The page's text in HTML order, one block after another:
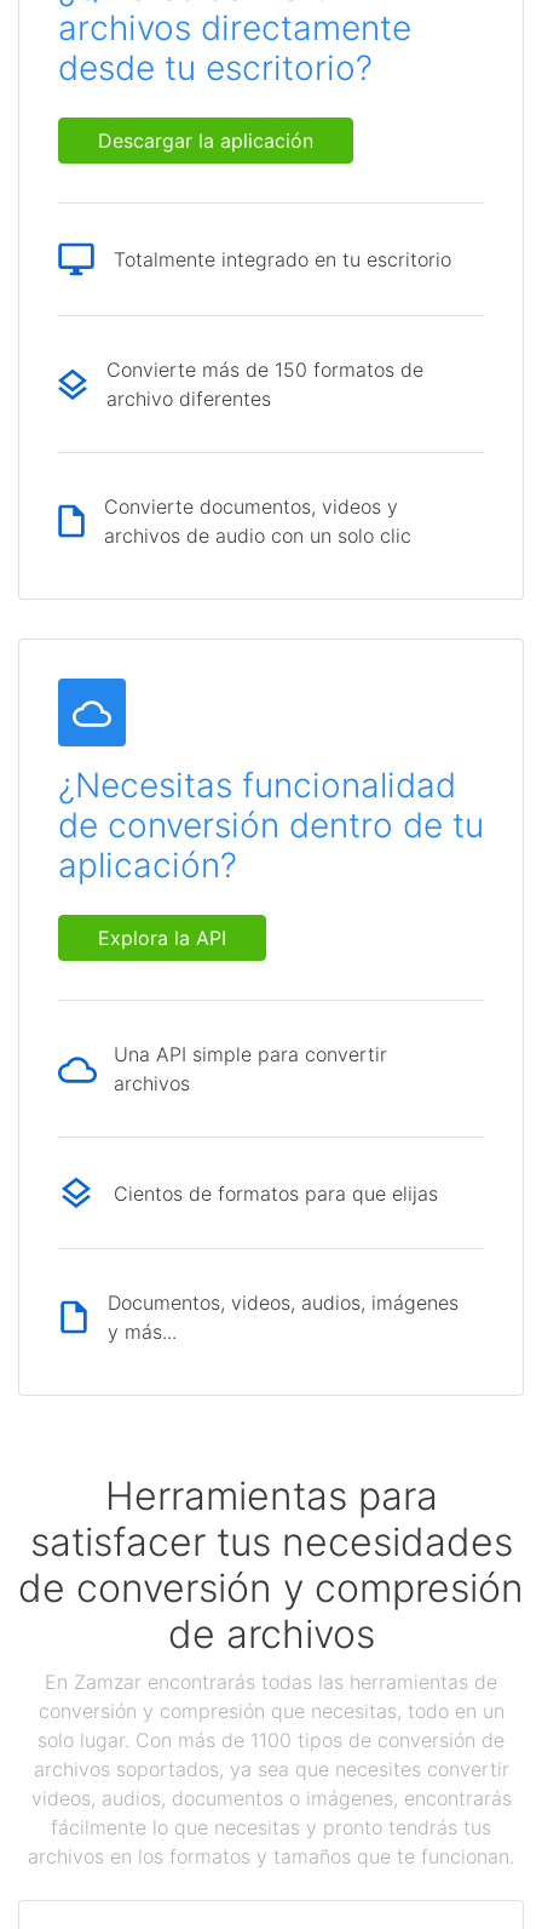
archivos directamente
desde tu escritorio?
Descargar la aplicación
Totalmente integrado en tu escritorio
Convierte más de 150 formatos de
archivo diferentes
Convierte documentos, videos y
archivos de audio con un solo clic
¿Necesitas funcionalidad
de conversión dentro de tu
aplicación?
Explora la API
Una API simple para convertir
archivos
Cientos de formatos para que elijas
Documentos, videos, audios, imágenes
y más...
Herramientas para
satisfacer tus necesidades
de conversión y compresión
de archivos
En Zamzar encontrarás todas las herramientas de
conversión y compresión que necesitas, todo en un
solo lugar. Con más de 1100 tipos de conversión de
archivos soportados, ya sea que necesites convertir
videos, audios, documentos o imágenes, encontrarás
fácilmente lo que necesitas y pronto tendrás tus
archivos en los formatos y tamaños que te funcionan.